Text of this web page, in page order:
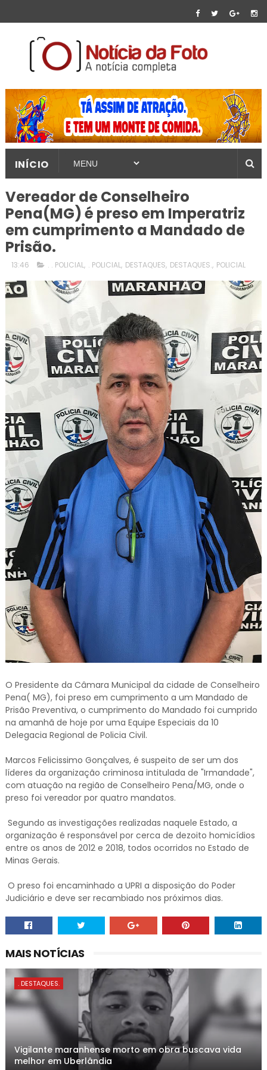
INÍCIO
Vereador de Conselheiro
Pena(MG) é preso em Imperatriz
em cumprimento a Mandado de
Prisão.
13:46 . . POLICIAL, . POLICIAL, DESTAQUES, DESTAQUES., POLICIAL
O Presidente da Câmara Municipal da cidade de Conselheiro
Pena( MG), foi preso em cumprimento a um Mandado de
Prisão Preventiva, o cumprimento do Mandado foi cumprido
na amanhã de hoje por uma Equipe Especiais da 10
Delegacia Regional de Policia Civil.
Marcos Felicissimo Gonçalves, é suspeito de ser um dos
líderes da organização criminosa intitulada de "Irmandade",
com atuação na região de Conselheiro Pena/MG, onde o
preso foi vereador por quatro mandatos.
Segundo as investigações realizadas naquele Estado, a
organização é responsável por cerca de dezoito homicídios
entre os anos de 2012 e 2018, todos ocorridos no Estado de
Minas Gerais.
O preso foi encaminhado a UPRI a disposição do Poder
Judiciário e deve ser recambiado nos próximos dias.
MAIS NOTÍCIAS
. DESTAQUES.
Vigilante maranhense morto em obra buscava vida
melhor em Uberlândia